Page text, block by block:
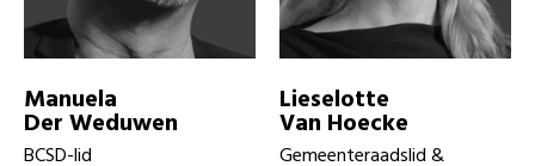
Manuela
Der Weduwen
BCSD-lid
Lieselotte
Van Hoecke
Gemeenteraadslid &